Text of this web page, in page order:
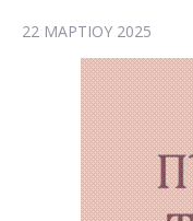
22 ΜΑΡΤΊΟΥ 2025